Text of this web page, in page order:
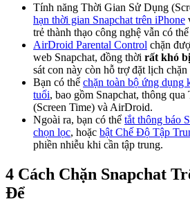
Tính năng Thời Gian Sử Dụng
hạn thời gian Snapchat trên iPhone
trẻ thành thạo công nghệ vẫn có
AirDroid Parental Control chặn
web Snapchat, đồng thời rất khó
sát con này còn hỗ trợ đặt lịch
Bạn có thể chặn toàn bộ ứng dụng
tuổi, bao gồm Snapchat, thông
(Screen Time) và AirDroid.
Ngoài ra, bạn có thể tắt thông báo
chọn lọc, hoặc bật Chế Độ Tập
phiền nhiễu khi cần tập trung.
4 Cách Chặn Snapchat
Để